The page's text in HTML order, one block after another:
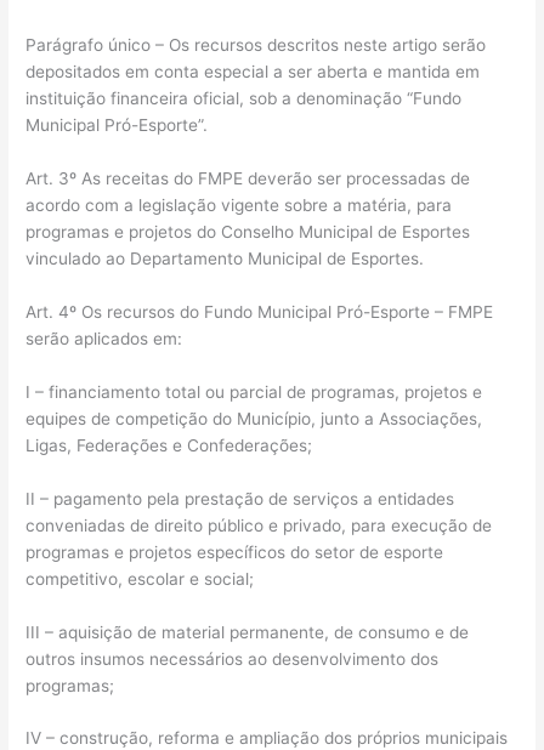
Parágrafo único – Os recursos descritos neste artigo serão
depositados em conta especial a ser aberta e mantida em
instituição financeira oficial, sob a denominação “Fundo
Municipal Pró-Esporte”.
Art. 3º As receitas do FMPE deverão ser processadas de
acordo com a legislação vigente sobre a matéria, para
programas e projetos do Conselho Municipal de Esportes
vinculado ao Departamento Municipal de Esportes.
Art. 4º Os recursos do Fundo Municipal Pró-Esporte – FMPE
serão aplicados em:
I – financiamento total ou parcial de programas, projetos e
equipes de competição do Município, junto a Associações,
Ligas, Federações e Confederações;
II – pagamento pela prestação de serviços a entidades
conveniadas de direito público e privado, para execução de
programas e projetos específicos do setor de esporte
competitivo, escolar e social;
III – aquisição de material permanente, de consumo e de
outros insumos necessários ao desenvolvimento dos
programas;
IV – construção, reforma e ampliação dos próprios municipais